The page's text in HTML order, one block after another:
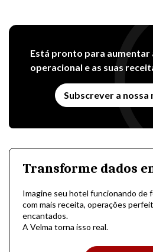
Está pronto para aumentar
operacional e as suas
Subscrever a
Transforme dados
Imagine seu hotel funcionando de
com mais receita, operações
encantados.
A Velma torna isso real.